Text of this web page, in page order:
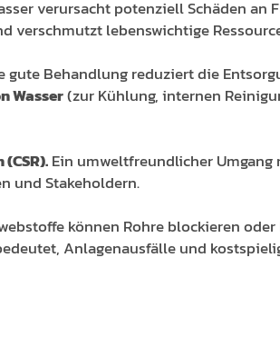
verursacht potenziell Schäden an
verschmutzt lebenswichtige
gute Behandlung reduziert die
Wasser(zur Kühlung, internen
Ein umweltfreundlicher Umgang
und Stakeholdern.
können Rohre blockieren
Anlagenausfälle und